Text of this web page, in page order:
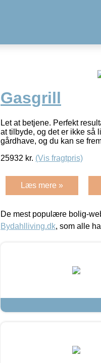
Gasgrill
Let at betjene. Perfekt
at tilbyde, og det er ikke så
gårdhave, og du kan se
25932 kr. (Vis fragtpris)
Læs mere »
De mest populære bolig-
Bydahlliving.dk, som alle